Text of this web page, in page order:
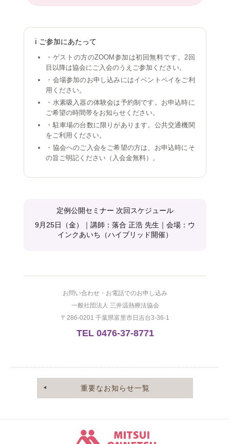
ℹ️ ご参加にあたって
・ゲストの方のZOOM参加は初回無料です。2回
目以降は協会にご入会のうえご参加ください。
・会場参加のお申し込みにはイベントペイをご利
用ください。
・水素吸入器の体験会は予約制です。お申込時に
ご希望の時間帯をお知らせください。
・駐車場の台数に限りがあります。公共交通機関
をご利用ください。
・協会へのご入会をご希望の方は、お申込時にそ
の旨ご明記ください（入会金無料）。
定例公開セミナー 次回スケジュール
9月25日（金）｜講師：落合 正浩 先生｜会場：ウ
インクあいち（ハイブリッド開催）
お問い合わせ・お電話でのお申し込み
一般社団法人 三井温熱療法協会
〒286-0201 千葉県富里市日吉台3-36-1
TEL 0476-37-8771
重要なお知らせ一覧